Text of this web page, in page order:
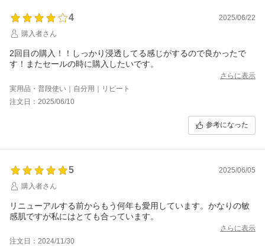
4
2025/06/22
購入者さん
2回目の購入！！しっかり浸透してる感じがするので良かったで
す！またセールの時に購入したいです。
さらに表示
実用品・普段使い｜自分用｜リピート
注文日：2025/06/10
参考になった
5
2025/06/05
購入者さん
リニューアルする前からもう何年も愛用しています。かなりの敏
感肌ですが私にはとても合っています。
さらに表示
注文日：2024/11/30